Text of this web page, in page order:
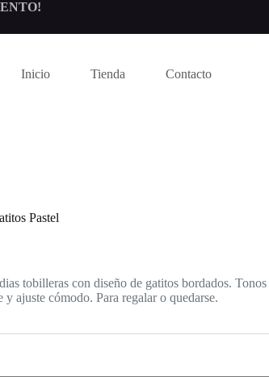
Inicio Tienda Contacto
Pastel
tobilleras con diseño de gatitos bordados. Tonos
y ajuste cómodo. Para regalar o quedarse.